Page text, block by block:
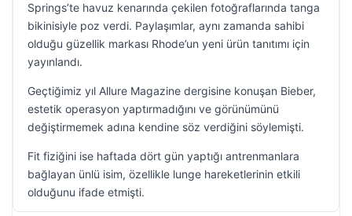
Springs’te havuz kenarında çekilen fotoğraflarında tanga
bikinisiyle poz verdi. Paylaşımlar, aynı zamanda sahibi
olduğu güzellik markası Rhode’un yeni ürün tanıtımı için
yayınlandı.
Geçtiğimiz yıl Allure Magazine dergisine konuşan Bieber,
estetik operasyon yaptırmadığını ve görünümünü
değiştirmemek adına kendine söz verdiğini söylemişti.
Fit fiziğini ise haftada dört gün yaptığı antrenmanlara
bağlayan ünlü isim, özellikle lunge hareketlerinin etkili
olduğunu ifade etmişti.